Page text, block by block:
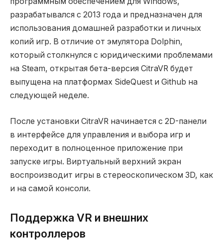
разрабатывался с 2013 года и предназначен для
использования домашней разработки и личных
копий игр. В отличие от эмулятора Dolphin,
который столкнулся с юридическими проблемами
на Steam, открытая бета-версия CitraVR будет
выпущена на платформах SideQuest и Github на
следующей неделе.
После установки CitraVR начинается с 2D-панели
в интерфейсе для управления и выбора игр и
переходит в полноценное приложение при
запуске игры. Виртуальный верхний экран
воспроизводит игры в стереоскопическом 3D, как
и на самой консоли.
Поддержка VR и внешних
контроллеров